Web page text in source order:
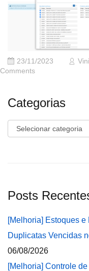
23/11/2023
Comments
Categorias
Categorias
Posts
[Melhoria] Estoques
Duplicatas Vencidas
06/08/2026
[Melhoria] Controle